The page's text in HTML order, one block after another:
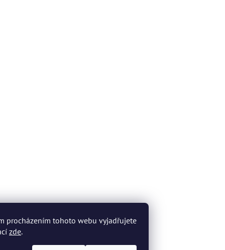
procházením tohoto webu vyjadřujete
zde.